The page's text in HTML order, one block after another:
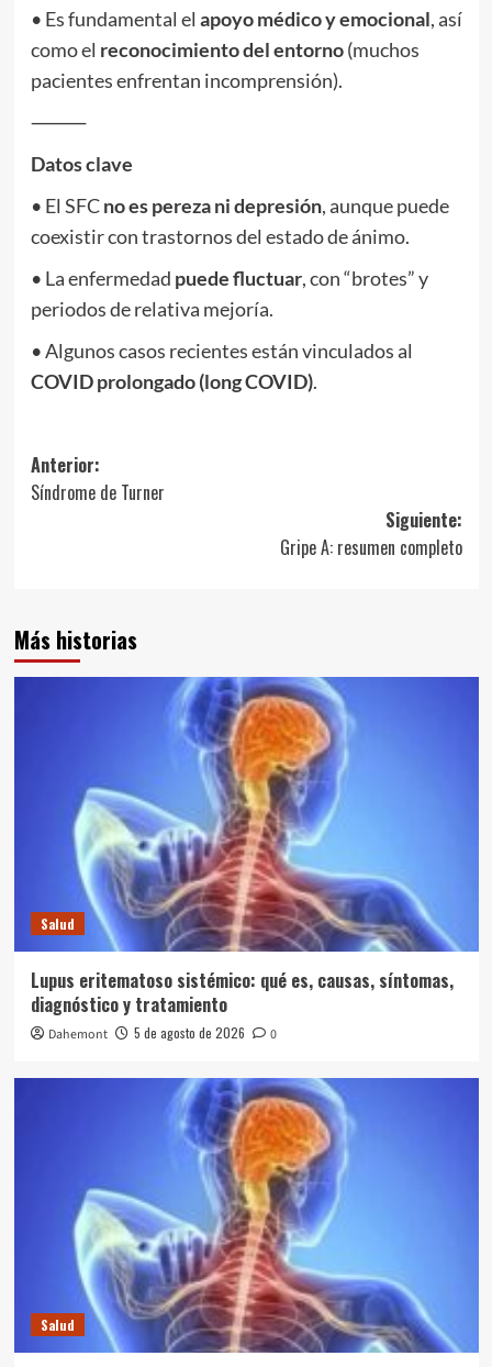
• Es fundamental el apoyo médico y emocional, así
como el reconocimiento del entorno(muchos
pacientes enfrentan incomprensión).
⸻
Datos clave
• El SFCno es pereza ni depresión, aunque puede
coexistir con trastornos del estado de ánimo.
• La enfermedad puede fluctuar, con “brotes” y
periodos de relativa mejoría.
• Algunos casos recientes están vinculados al
COVID prolongado (long COVID).
Navegación
de
Anterior:
Síndrome de Turner
Siguiente:
Gripe A: resumen completo
Más historias
Salud
Lupus eritematoso sistémico: qué es, causas, síntomas,
diagnóstico y tratamiento
Dahemont 5 de agosto de 2026 0
Salud